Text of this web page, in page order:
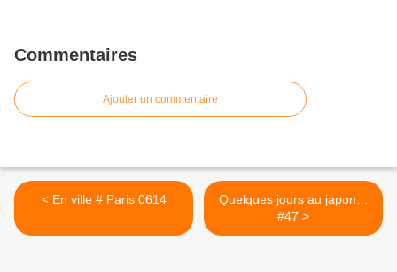
Commentaires
Ajouter un commentaire
< En ville # Paris 0614
Quelques jours au japon…
#47 >